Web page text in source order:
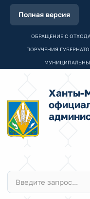
Полная версия
ОБРАЩЕНИЕ С
ПОРУЧЕНИЯ
Ханты-